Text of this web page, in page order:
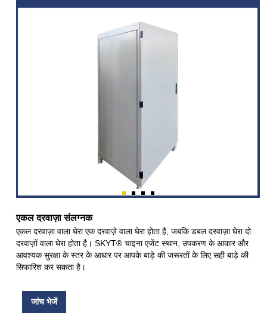
एकल दरवाज़ा संलग्नक
एकल दरवाज़ा वाला घेरा एक दरवाज़े वाला घेरा होता है, जबकि डबल दरवाज़ा घेरा दो
दरवाज़ों वाला घेरा होता है। SKYT® चाइना एजेंट स्थान, उपकरण के आकार और
आवश्यक सुरक्षा के स्तर के आधार पर आपके बाड़े की जरूरतों के लिए सही बाड़े की
सिफारिश कर सकता है।
जांच भेजें